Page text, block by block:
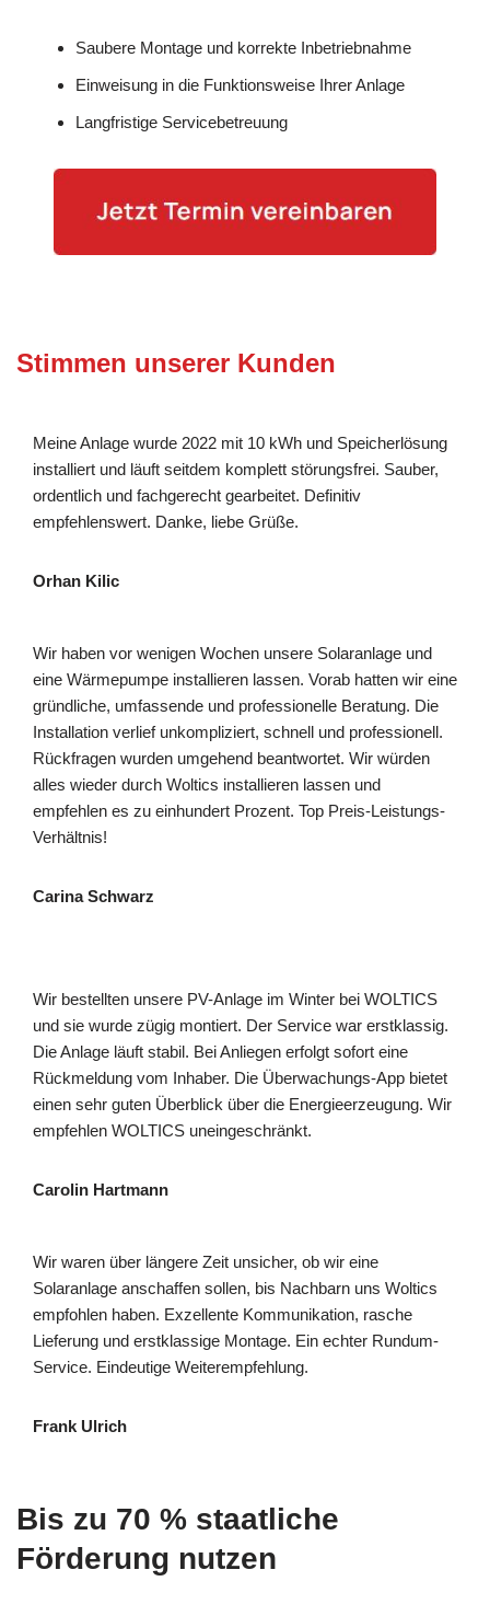
Saubere Montage und korrekte Inbetriebnahme
Einweisung in die Funktionsweise Ihrer Anlage
Langfristige Servicebetreuung
Stimmen unserer Kunden
Meine Anlage wurde 2022 mit 10 kWh und Speicherlösung
installiert und läuft seitdem komplett störungsfrei. Sauber,
ordentlich und fachgerecht gearbeitet. Definitiv
empfehlenswert. Danke, liebe Grüße.
Orhan Kilic
Wir haben vor wenigen Wochen unsere Solaranlage und
eine Wärmepumpe installieren lassen. Vorab hatten wir eine
gründliche, umfassende und professionelle Beratung. Die
Installation verlief unkompliziert, schnell und professionell.
Rückfragen wurden umgehend beantwortet. Wir würden
alles wieder durch Woltics installieren lassen und
empfehlen es zu einhundert Prozent. Top Preis-Leistungs-
Verhältnis!
Carina Schwarz
Wir bestellten unsere PV-Anlage im Winter bei WOLTICS
und sie wurde zügig montiert. Der Service war erstklassig.
Die Anlage läuft stabil. Bei Anliegen erfolgt sofort eine
Rückmeldung vom Inhaber. Die Überwachungs-App bietet
einen sehr guten Überblick über die Energieerzeugung. Wir
empfehlen WOLTICS uneingeschränkt.
Carolin Hartmann
Wir waren über längere Zeit unsicher, ob wir eine
Solaranlage anschaffen sollen, bis Nachbarn uns Woltics
empfohlen haben. Exzellente Kommunikation, rasche
Lieferung und erstklassige Montage. Ein echter Rundum-
Service. Eindeutige Weiterempfehlung.
Frank Ulrich
Bis zu 70 % staatliche
Förderung nutzen